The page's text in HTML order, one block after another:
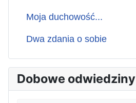
Moja duchowość...
Dwa zdania o sobie
Dobowe odwiedziny